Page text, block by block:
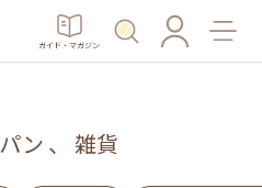
ガイド・マガジン
パン 、 雑貨